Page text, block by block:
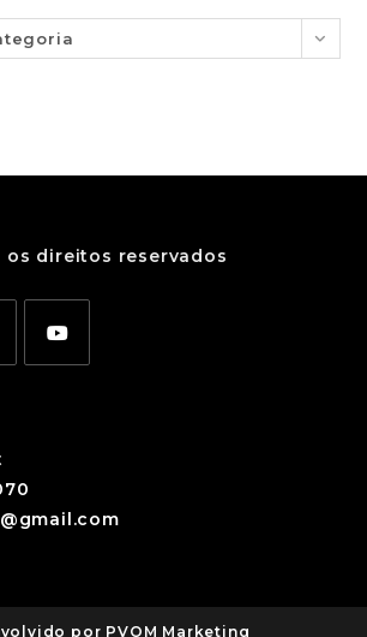
os direitos reservados
por PVOM Marketing